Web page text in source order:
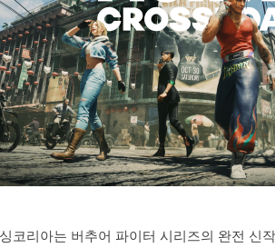
코리아는 버추어 파이터 시리즈의 완전 신